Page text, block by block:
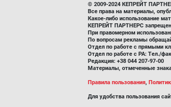
© 2009-2024 КЕПРЕЙТ
Все права на материалы,
Какое-либо использование
КЕПРЕЙТ ПАРТНЕРС
При правомерном
По вопросам рекламы
Отдел по работе с прямыми
Отдел по работе с РА: Тел./
Редакция: +38 044 207-97-00
Материалы, отмеченные
Правила пользования,
Для удобства пользования